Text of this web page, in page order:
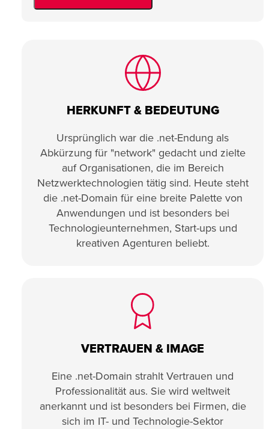
HERKUNFT & BEDEUTUNG
Ursprünglich war die .net-Endung als
Abkürzung für "network" gedacht und zielte
auf Organisationen, die im Bereich
Netzwerktechnologien tätig sind. Heute steht
die .net-Domain für eine breite Palette von
Anwendungen und ist besonders bei
Technologieunternehmen, Start-ups und
kreativen Agenturen beliebt.
VERTRAUEN & IMAGE
Eine .net-Domain strahlt Vertrauen und
Professionalität aus. Sie wird weltweit
anerkannt und ist besonders bei Firmen, die
sich im IT- und Technologie-Sektor